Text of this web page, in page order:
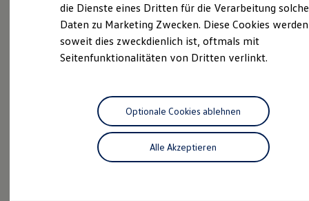
myVolkswagen Business
Elektrisch & Autonom
Elektro - & Hybridfahrzeuge
Klimafreundlicher Strom
Ladezeitensimulator
Ladelösungen für Privatkunden
Ladelösungen für Gewerbekunden
Wallbox und Ladekabel
Bidirektionales Laden
Förderung & Kosten der Elektrofahrzeuge
Beratung
die Dienste eines Dritten für die Verarbeitung
Daten zu Marketing Zwecken. Diese Cookies
soweit dies zweckdienlich ist, oftmals mit
Seitenfunktionalitäten von Dritten verlinkt.
Alle Akzeptieren
Optionale Cookies ablehnen